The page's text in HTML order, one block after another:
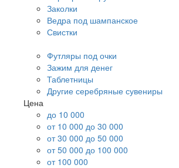
Заколки
Ведра под шампанское
Свистки
Футляры под очки
Зажим для денег
Таблетницы
Другие серебряные сувениры
Цена
до 10 000
от 10 000 до 30 000
от 30 000 до 50 000
от 50 000 до 100 000
от 100 000